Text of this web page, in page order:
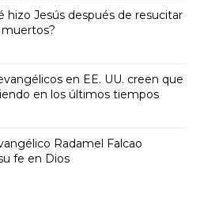
hizo Jesús después de resucitar
en EE. UU. creen que
en los últimos tiempos
Radamel Falcao
fe en Dios